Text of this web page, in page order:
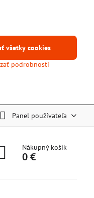
Panel používateľa
Nákupný košík
0 €
podrobnosti
všetky cookies